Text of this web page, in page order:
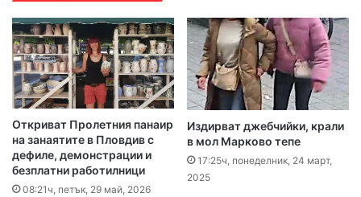
Откриват Пролетния панаир
на занаятите в Пловдив с
дефиле, демонстрации и
безплатни работилници
08:21ч, петък, 29 май, 2026
Издирват джебчийки, крали
в мол Марково тепе
17:25ч, понеделник, 24 март,
2025